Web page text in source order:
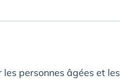
personnes âgées et les